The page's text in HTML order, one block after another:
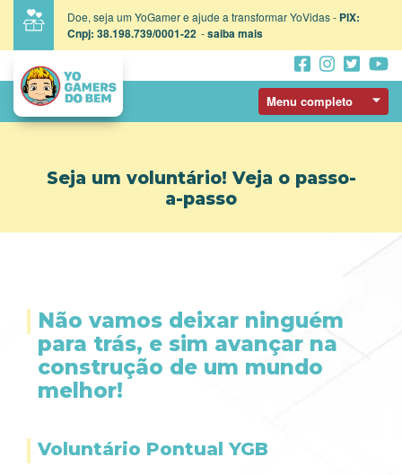
Doe, seja um YoGamer e ajude a transformar YoVidas - PIX:
Cnpj: 38.198.739/0001-22 -saiba mais
Menu completo
Seja um voluntário! Veja o passo-
a-passo
Não vamos deixar ninguém
para trás, e sim avançar na
construção de um mundo
melhor!
Voluntário Pontual YGB